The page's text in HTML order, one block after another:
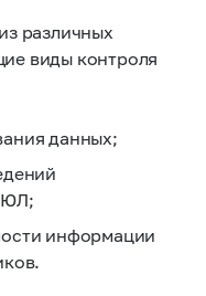
различных
виды контроля
данных;
информации